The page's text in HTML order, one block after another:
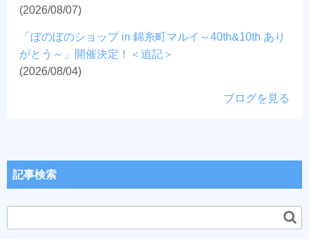
(2026/08/07)
「ぼのぼのショップ in 錦糸町マルイ～40th&10th あり
がとう～」開催決定！＜追記＞
(2026/08/04)
ブログを見る
記事検索